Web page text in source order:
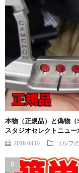
本物（正規品）と偽物
スタジオセレクトニュー
2018.04.02 ゴルフ